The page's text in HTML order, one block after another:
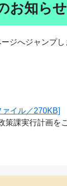
お知らせ
ジへジャンプし
イル／270KB]
課実行計画を